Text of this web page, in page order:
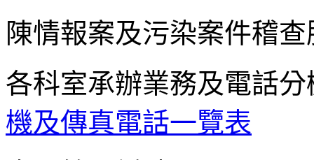
陳情報案及污染案件稽
各科室承辦業務及電話分
機及傳真電話一覽表